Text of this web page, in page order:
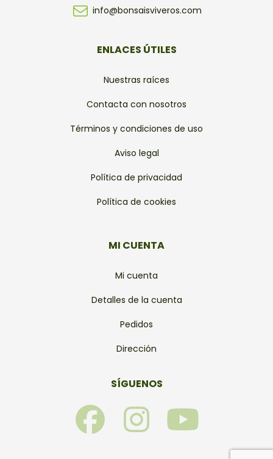
info@bonsaisviveros.com
ENLACES ÚTILES
Nuestras raíces
Contacta con nosotros
Términos y condiciones de uso
Aviso legal
Política de privacidad
Política de cookies
MI CUENTA
Mi cuenta
Detalles de la cuenta
Pedidos
Dirección
SÍGUENOS
F
a
I
n
Y